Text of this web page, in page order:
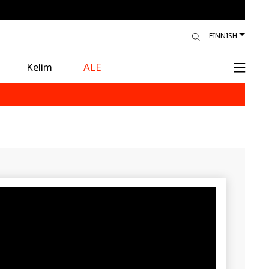
FINNISH
Kelim
ALE